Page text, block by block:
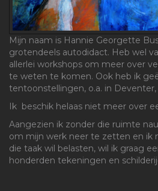
Mijn naam is Hannie Georgette
grotendeels autodidact. Heb wel
allerlei workshops om meer over
te weten te komen. Ook heb ik
tentoonstellingen, o.a. in
Ik beschik helaas niet meer over
Aangezien ik zonder die ruimte
om mijn werk neer te zetten en ik
die taak wil belasten, wil ik graag
honderden tekeningen en